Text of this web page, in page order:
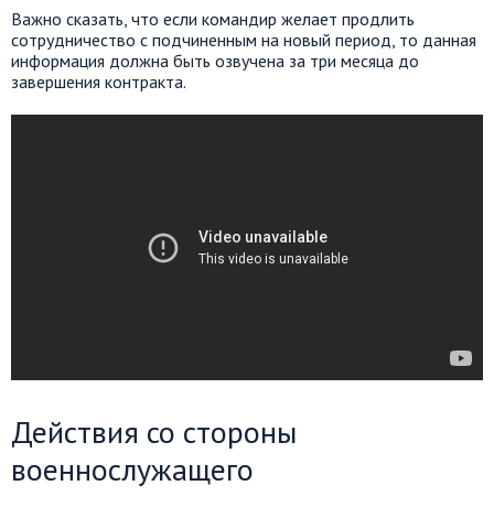
Важно сказать, что если командир желает продлить
сотрудничество с подчиненным на новый период, то данная
информация должна быть озвучена за три месяца до
завершения контракта.
Действия со стороны
военнослужащего